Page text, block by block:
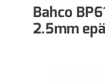
Bahco
2.5mm